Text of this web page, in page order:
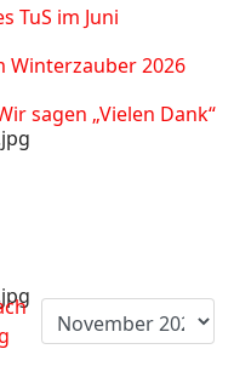
TuS im Juni
Winterzauber 2026
sagen „Vielen Dank“